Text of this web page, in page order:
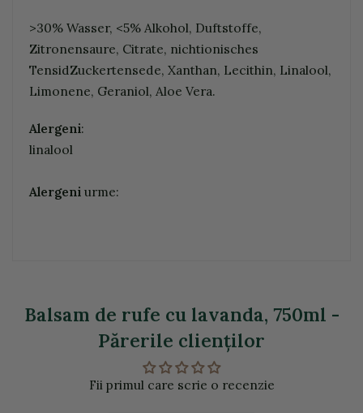
>30% Wasser, <5% Alkohol, Duftstoffe,
Zitronensaure, Citrate, nichtionisches
TensidZuckertensede, Xanthan, Lecithin, Linalool,
Limonene, Geraniol, Aloe Vera.
Alergeni:
linalool
Alergeni urme:
Balsam de rufe cu lavanda, 750ml -
Părerile clienţilor
Fii primul care scrie o recenzie